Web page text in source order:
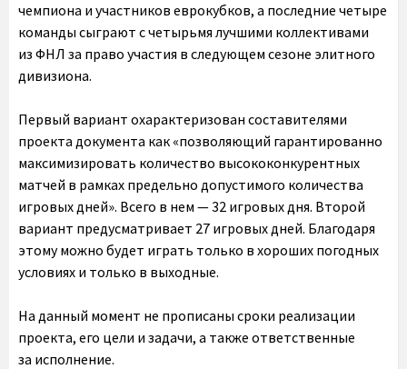
чемпиона и участников еврокубков, а последние четыре
команды сыграют с четырьмя лучшими коллективами
из ФНЛ за право участия в следующем сезоне элитного
дивизиона.
Первый вариант охарактеризован составителями
проекта документа как «позволяющий гарантированно
максимизировать количество высококонкурентных
матчей в рамках предельно допустимого количества
игровых дней». Всего в нем — 32 игровых дня. Второй
вариант предусматривает 27 игровых дней. Благодаря
этому можно будет играть только в хороших погодных
условиях и только в выходные.
На данный момент не прописаны сроки реализации
проекта, его цели и задачи, а также ответственные
за исполнение.